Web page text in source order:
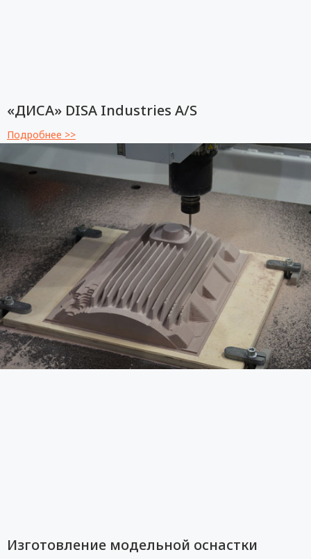
«ДИСА» DISA Industries A/S
Подробнее >>
Изготовление модельной оснастки